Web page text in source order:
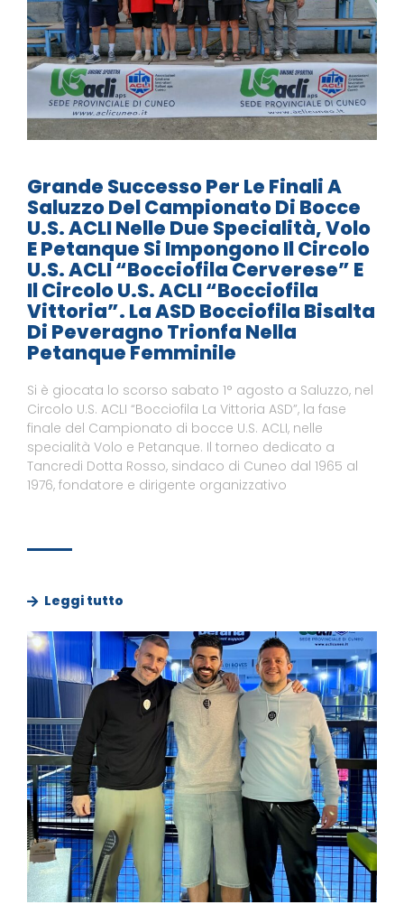
Grande Successo Per Le Finali A
Saluzzo Del Campionato Di Bocce
U.S. ACLI Nelle Due Specialità, Volo
E Petanque Si Impongono Il Circolo
U.S. ACLI “Bocciofila Cerverese” E
Il Circolo U.S. ACLI “Bocciofila
Vittoria”. La ASD Bocciofila Bisalta
Di Peveragno Trionfa Nella
Petanque Femminile
Si è giocata lo scorso sabato 1° agosto a Saluzzo, nel
Circolo U.S. ACLI “Bocciofila La Vittoria ASD”, la fase
finale del Campionato di bocce U.S. ACLI, nelle
specialità Volo e Petanque. Il torneo dedicato a
Tancredi Dotta Rosso, sindaco di Cuneo dal 1965 al
1976, fondatore e dirigente organizzativo
Leggi tutto